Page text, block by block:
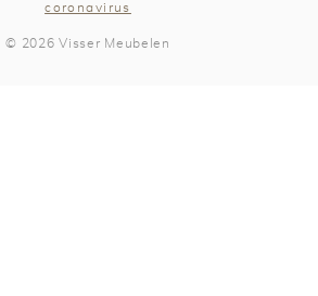
coronavirus
© 2026 Visser Meubelen